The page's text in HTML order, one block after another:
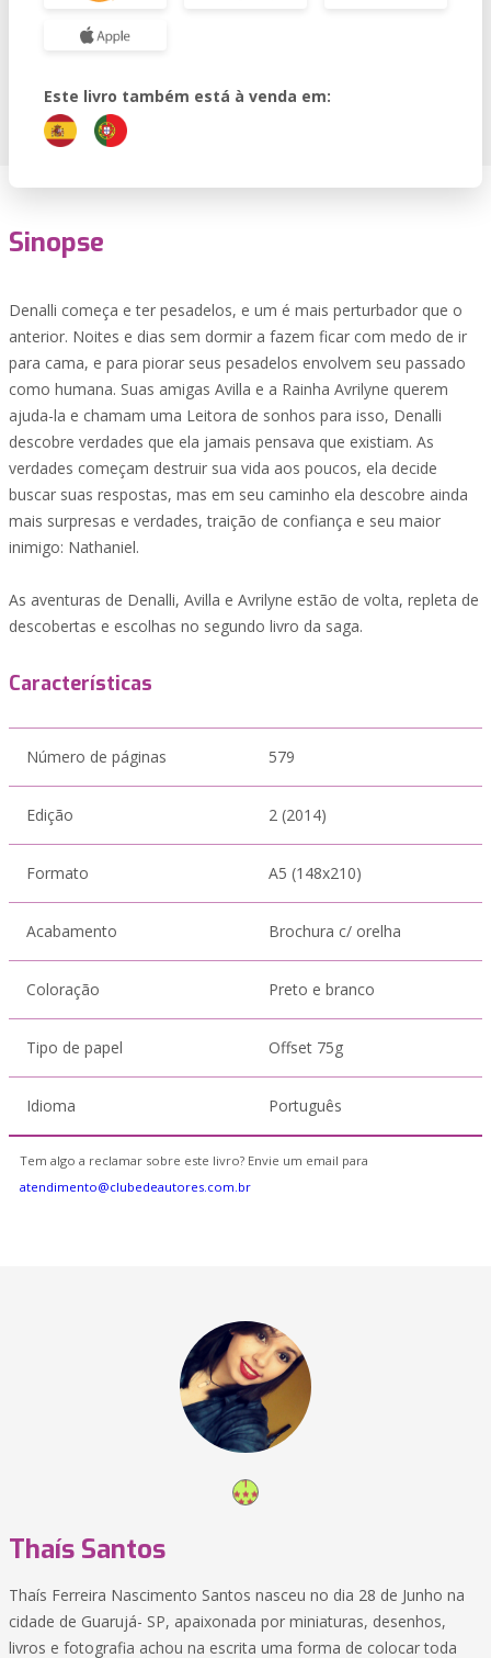
Este livro também está à venda em:
Sinopse
Denalli começa e ter pesadelos, e um é mais perturbador que o
anterior. Noites e dias sem dormir a fazem ficar com medo de ir
para cama, e para piorar seus pesadelos envolvem seu passado
como humana. Suas amigas Avilla e a Rainha Avrilyne querem
ajuda-la e chamam uma Leitora de sonhos para isso, Denalli
descobre verdades que ela jamais pensava que existiam. As
verdades começam destruir sua vida aos poucos, ela decide
buscar suas respostas, mas em seu caminho ela descobre ainda
mais surpresas e verdades, traição de confiança e seu maior
inimigo: Nathaniel.
As aventuras de Denalli, Avilla e Avrilyne estão de volta, repleta de
descobertas e escolhas no segundo livro da saga.
Características
Número de páginas 579
Edição 2 (2014)
Formato A5 (148x210)
Acabamento Brochura c/ orelha
Coloração Preto e branco
Tipo de papel Offset 75g
Idioma Português
Tem algo a reclamar sobre este livro? Envie um email para
atendimento@clubedeautores.com.br
Thaís Santos
Thaís Ferreira Nascimento Santos nasceu no dia 28 de Junho na
cidade de Guarujá- SP, apaixonada por miniaturas, desenhos,
livros e fotografia achou na escrita uma forma de colocar toda